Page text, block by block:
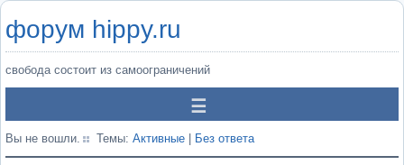
форум hippy.ru
свобода состоит из самоограничений
Вы не вошли. Темы: Активные Без ответа